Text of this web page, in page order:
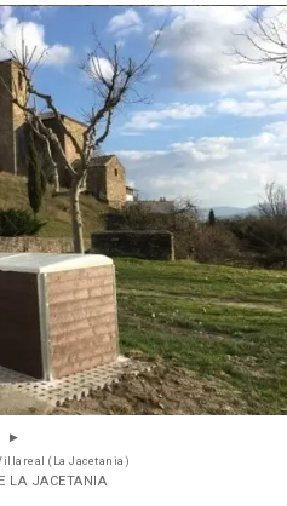
(La Jacetania)
LA JACETANIA